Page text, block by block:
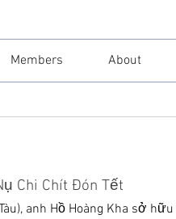
Members About
Chi Chít Đón Tết
anh Hồ Hoàng Kha sở